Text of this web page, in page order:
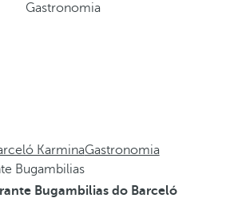
Gastronomia
KarminaGastronomia
Bugambilias
Bugambilias do Barceló